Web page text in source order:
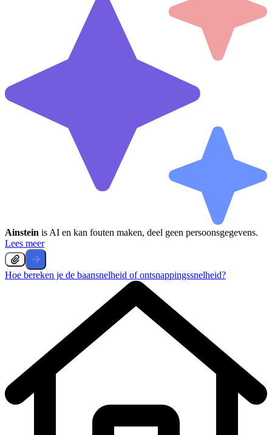
Ainstein is AI en kan fouten maken, deel geen persoonsgegevens.
Lees meer
Hoe bereken je de baansnelheid of ontsnappingssnelheid?